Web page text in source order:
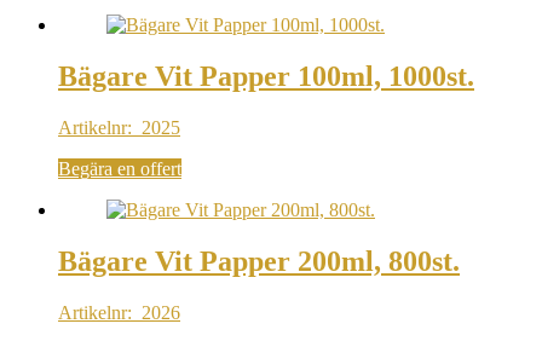
Bägare Vit Papper 100ml, 1000st.
Artikelnr: 2025
Begära en offert
Bägare Vit Papper 200ml, 800st.
Artikelnr: 2026